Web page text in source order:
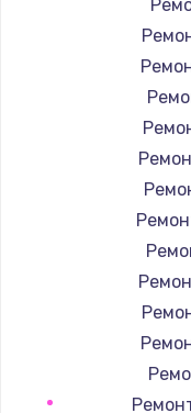
Замена